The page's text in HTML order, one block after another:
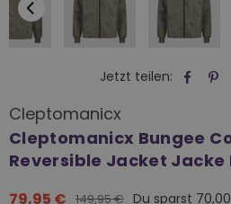
Jetzt teilen:
Cleptomanicx
Cleptomanicx Bungee
Reversible Jacket
79,95 € 149,95 € Du sparst